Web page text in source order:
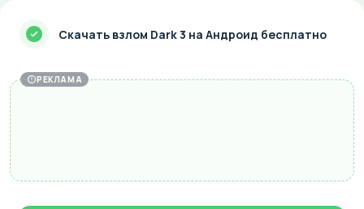
Скачать взлом Dark 3 на Андроид бесплатно
РЕКЛАМА